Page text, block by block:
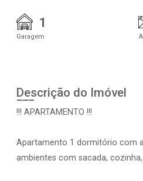
1
Garagem
Descrição do Imóvel
!!! APARTAMENTO !!!
Apartamento 1 dormitório com
ambientes com sacada,